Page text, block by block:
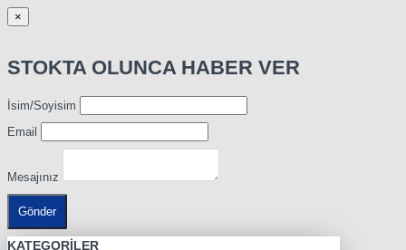
×
STOKTA OLUNCA HABER VER
İsim/Soyisim
Email
Mesajınız
Gönder
KATEGORILER